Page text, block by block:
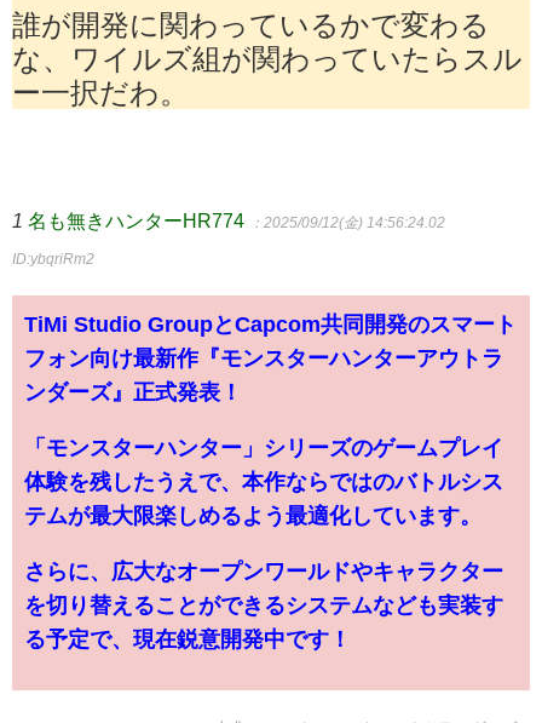
誰が開発に関わっているかで変わる
な、ワイルズ組が関わっていたらスル
ー一択だわ。
1 名も無きハンターHR774 ：2025/09/12(金) 14:56:24.02
ID:ybqriRm2
TiMi Studio GroupとCapcom共同開発のスマート
フォン向け最新作『モンスターハンターアウトラ
ンダーズ』正式発表！
「モンスターハンター」シリーズのゲームプレイ
体験を残したうえで、本作ならではのバトルシス
テムが最大限楽しめるよう最適化しています。
さらに、広大なオープンワールドやキャラクター
を切り替えることができるシステムなども実装す
る予定で、現在鋭意開発中です！